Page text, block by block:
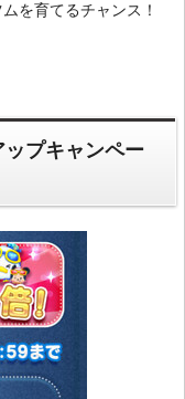
を育てるチャンス！
プキャンペー